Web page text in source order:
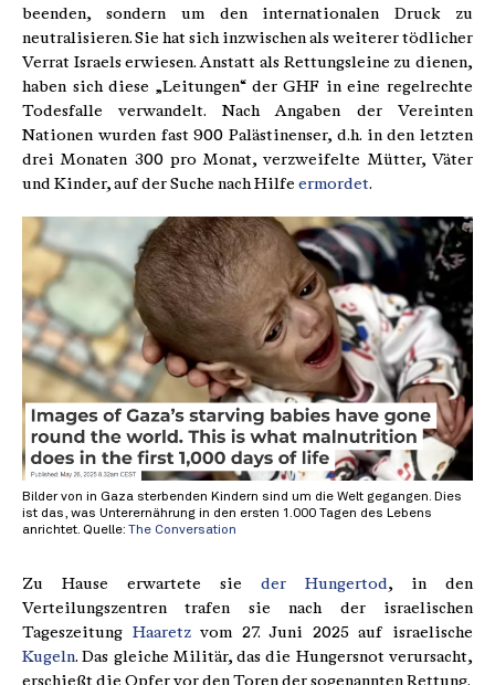
beenden, sondern um den internationalen Druck zu
neutralisieren. Sie hat sich inzwischen als weiterer tödlicher
Verrat Israels erwiesen. Anstatt als Rettungsleine zu dienen,
haben sich diese „Leitungen“ der GHF in eine regelrechte
Todesfalle verwandelt. Nach Angaben der Vereinten
Nationen wurden fast 900 Palästinenser, d.h. in den letzten
drei Monaten 300 pro Monat, verzweifelte Mütter, Väter
und Kinder, auf der Suche nach Hilfe ermordet.
Bilder von in Gaza sterbenden Kindern sind um die Welt gegangen. Dies
ist das, was Unterernährung in den ersten 1.000 Tagen des Lebens
anrichtet. Quelle: The Conversation
Zu Hause erwartete sie der Hungertod , in den
Verteilungszentren trafen sie nach der israelischen
Tageszeitung Haaretzvom 27. Juni 2025 auf israelische
Kugeln. Das gleiche Militär, das die Hungersnot verursacht,
erschießt die Opfer vor den Toren der sogenannten Rettung.